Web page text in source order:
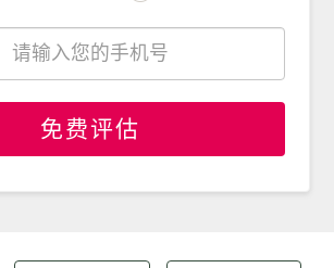
免费评估